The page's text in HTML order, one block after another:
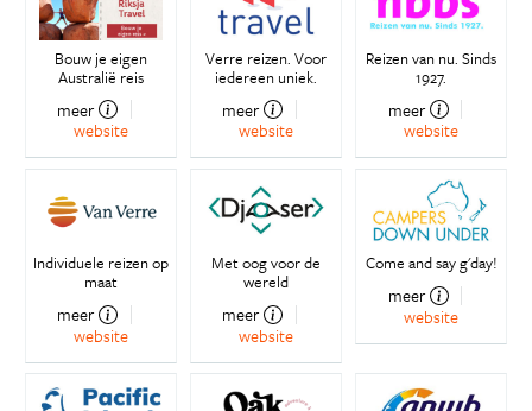
Bouw je eigen
Australië reis
meer
website
Verre reizen. Voor
iedereen uniek.
meer
website
Reizen van nu. Sinds
1927.
meer
website
Individuele reizen op
maat
meer
website
Met oog voor de
wereld
meer
website
Come and say g'day!
meer
website